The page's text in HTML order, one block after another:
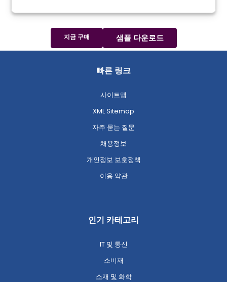
지금 구매 샘플 다운로드
빠른 링크
사이트맵
XML Sitemap
자주 묻는 질문
채용정보
개인정보 보호정책
이용 약관
인기 카테고리
IT 및 통신
소비재
소재 및 화학